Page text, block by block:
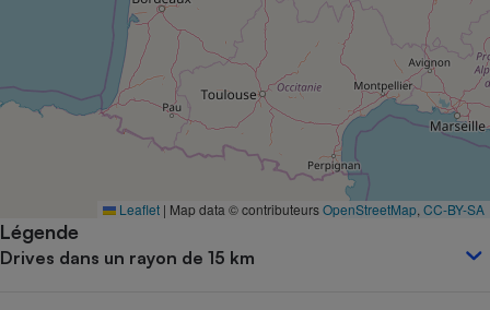
Leaflet | Map data © contributeursOpenStreetMap CC-BY-SA
Légende
Drives dans un rayon de 15 km
Complément
alimentaire
Assurance emprunteur
Banque
Petit électroménager -
Matelas
Mutuelle